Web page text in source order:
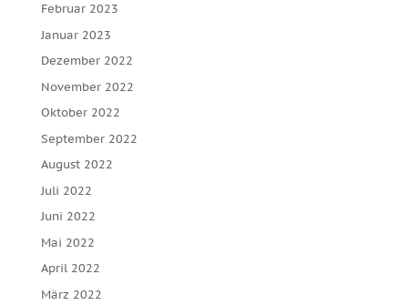
Februar 2023
Januar 2023
Dezember 2022
November 2022
Oktober 2022
September 2022
August 2022
Juli 2022
Juni 2022
Mai 2022
April 2022
März 2022